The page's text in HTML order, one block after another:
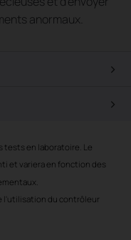
anormaux.
tests en laboratoire. Le
et variera en fonction des
l'utilisation du contrôleur